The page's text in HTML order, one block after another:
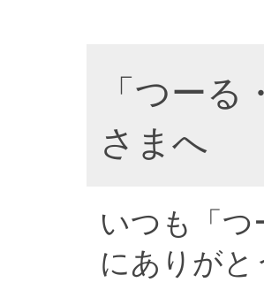
「つー
さまへ
いつも「
にありが